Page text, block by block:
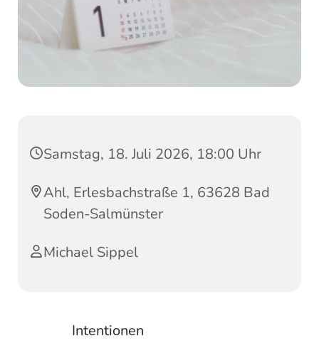
Samstag, 18. Juli 2026, 18:00 Uhr
Ahl, Erlesbachstraße 1, 63628 Bad
Soden-Salmünster
Michael Sippel
Intentionen